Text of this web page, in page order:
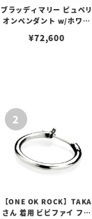
ブラッディマリー ピュペリ
オンペンダント w/ホワイ
¥72,600
【ONE OK ROCK】TAKA
さん 着用 ビビファイ フー